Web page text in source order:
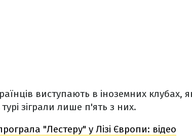
виступають в іноземних клубах,
зіграли лише п'ять з них.
"Лестеру" у Лізі Європи: відео